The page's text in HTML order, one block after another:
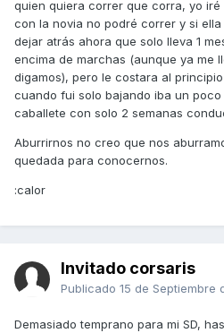
quien quiera correr que corra, yo
con la novia no podré correr y si
dejar atrás ahora que solo lleva 1
encima de marchas (aunque ya me
digamos), pero le costara al
cuando fui solo bajando iba un
caballete con solo 2 semanas
Aburrirnos no creo que nos
quedada para conocernos.
:calor
Invitado corsaris
Publicado 15 de Septiembre
Demasiado temprano para mi SD,